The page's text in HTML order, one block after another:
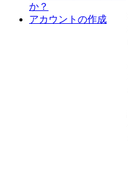
か？
アカウントの作成